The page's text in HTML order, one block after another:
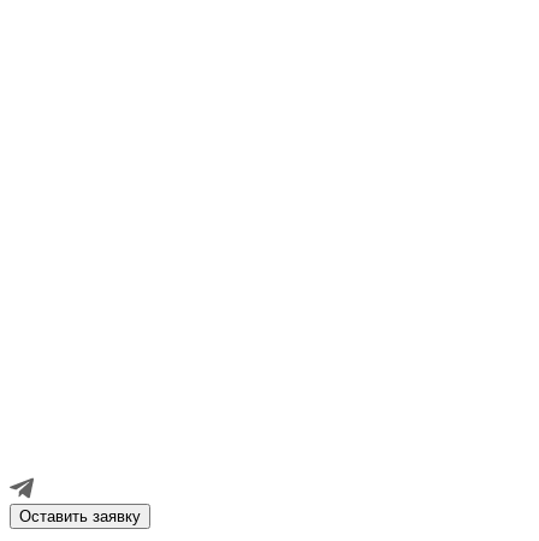
Оставить заявку